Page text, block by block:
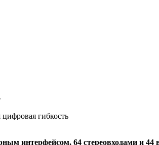
гибкость
интерфейсом, 64 стереовходами и